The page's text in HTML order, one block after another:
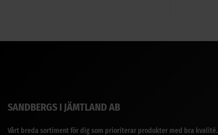
SANDBERGS I JÄMTLAND AB
Vårt breda sortiment för dig som prioriterar produkter med bra kvalité.